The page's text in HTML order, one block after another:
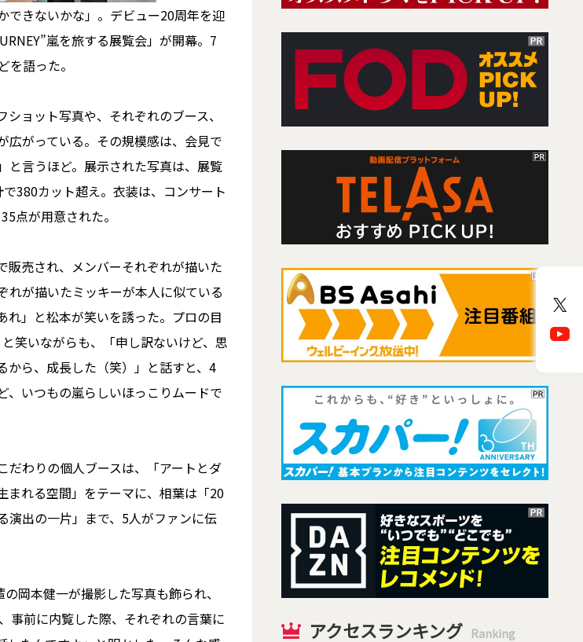
できないかな」。デビュー20周年を迎
嵐を旅する展覧会」が開幕。7
語った。
ョット写真や、それぞれのブース、
広がっている。その規模感は、会見で
と言うほど。展示された写真は、展覧
380カット超え。衣装は、コンサート
点が用意された。
売され、メンバーそれぞれが描いた
れが描いたミッキーが本人に似ている
れ」と松本が笑いを誘った。プロの目
笑いながらも、「申し訳ないけど、思
から、成長した（笑）」と話すと、4
、いつもの嵐らしいほっこりムードで
だわりの個人ブースは、「アートとダ
まれる空間」をテーマに、相葉は「20
演出の一片」まで、5人がファンに伝
岡本健一が撮影した写真も飾られ、
事前に内覧した際、それぞれの言葉に
アクセスランキング Ranking